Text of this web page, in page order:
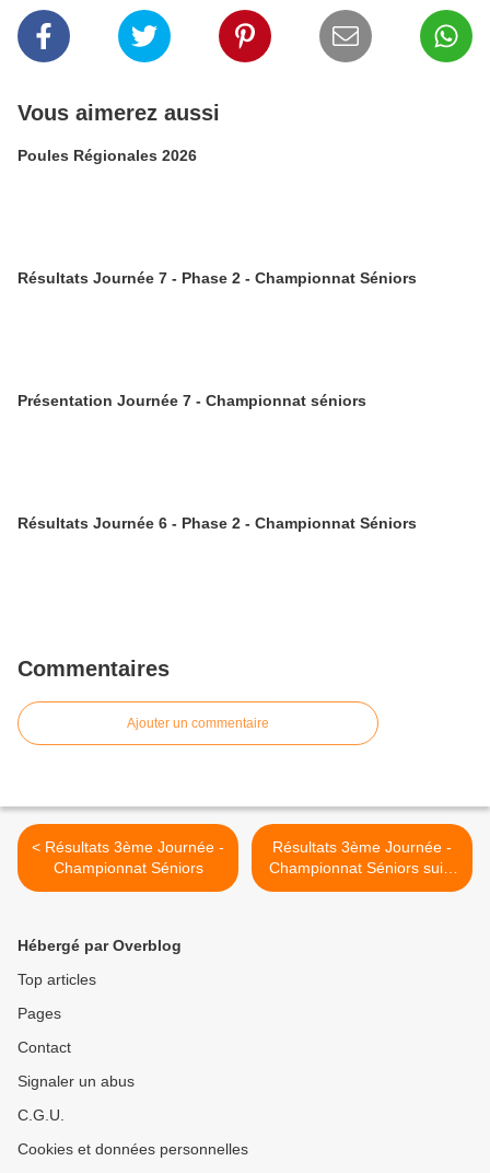
Vous aimerez aussi
Poules Régionales 2026
Résultats Journée 7 - Phase 2 - Championnat Séniors
Présentation Journée 7 - Championnat séniors
Résultats Journée 6 - Phase 2 - Championnat Séniors
Commentaires
Ajouter un commentaire
< Résultats 3ème Journée -
Championnat Séniors
Résultats 3ème Journée -
Championnat Séniors suite
>
Hébergé par Overblog
Top articles
Pages
Contact
Signaler un abus
C.G.U.
Cookies et données personnelles